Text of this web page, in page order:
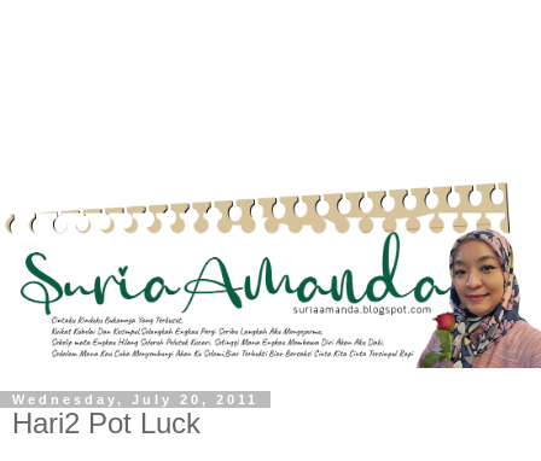
Wednesday, July 20, 2011
Hari2 Pot Luck